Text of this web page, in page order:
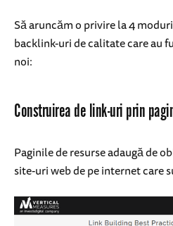
Să aruncăm o privire la 4
backlink-uri de calitate care au
noi:
Construirea de link-uri prin
Paginile de resurse adaugă de
site-uri web de pe internet care